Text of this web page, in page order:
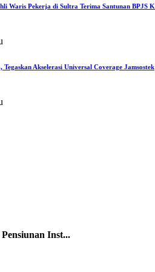
Waris Pekerja di Sultra Terima Santunan BPJS
Tegaskan Akselerasi Universal Coverage Jamsostek
Inst...